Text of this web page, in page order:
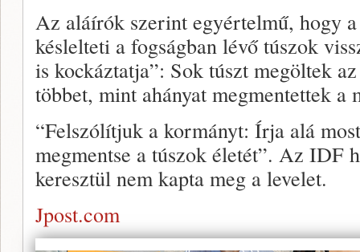
Az aláírók szerint egyértelmű, hogy
késlelteti a fogságban lévő túszok
is kockáztatja”: Sok túszt megöltek
többet, mint ahányat megmentettek a
“Felszólítjuk a kormányt: Írja alá
megmentse a túszok életét”. Az IDF
keresztül nem kapta meg a levelet.
Jpost.com